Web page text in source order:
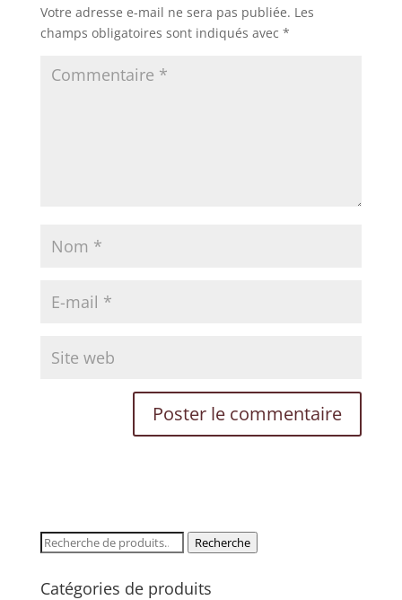
Votre adresse e-mail ne sera pas publiée. Les
champs obligatoires sont indiqués avec *
Recherche
Recherche
Catégories de produits
✨
VOTRE EMAIL